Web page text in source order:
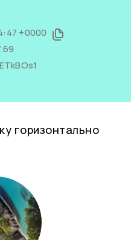
+0000
горизонтально